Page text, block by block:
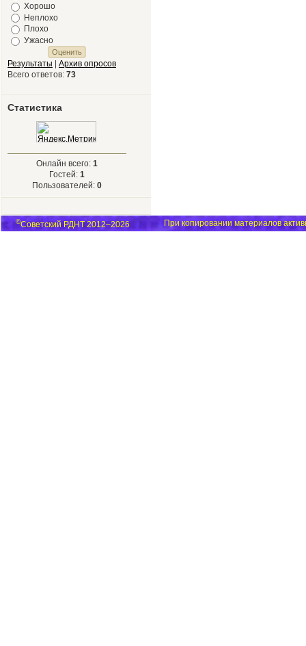
Хорошо
Неплохо
Плохо
Ужасно
Результаты
Архив опросов
Всего ответов: 73
Статистика
Онлайн всего: 1
Гостей: 1
Пользователей: 0
©Советский РДНТ 2012–2026 При копировании материалов